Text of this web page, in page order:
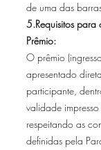
de uma das
5.Requisitos para
Prêmio:
O prêmio
apresentado
participante,
validade
respeitando as
definidas pela